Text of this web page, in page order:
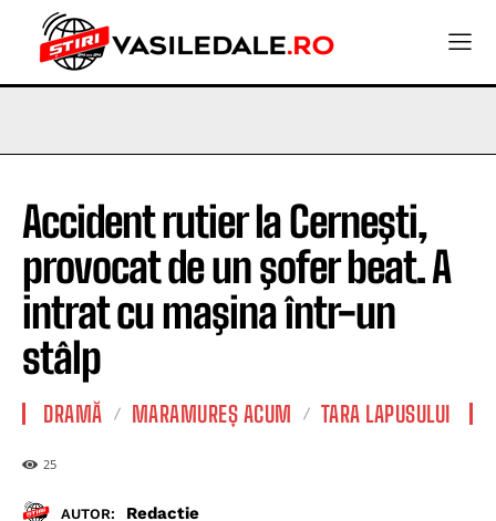
Accident rutier la Cerneşti,
provocat de un şofer beat. A
intrat cu maşina într-un
stâlp
DRAMĂ MARAMUREȘ ACUM TARA LAPUSULUI
25
AUTOR: Redactie